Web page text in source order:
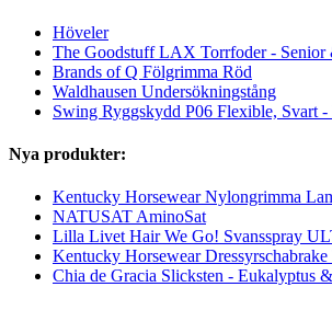
Höveler
The Goodstuff LAX Torrfoder -
Brands of Q Fölgrimma Röd
Waldhausen Undersökningstång
Swing Ryggskydd P06 Flexible, Svart -
Nya produkter:
Kentucky Horsewear Nylongrimma
NATUSAT AminoSat
Lilla Livet Hair We Go! Svansspray
Kentucky Horsewear
Chia de Gracia Slicksten - Eukalyptus